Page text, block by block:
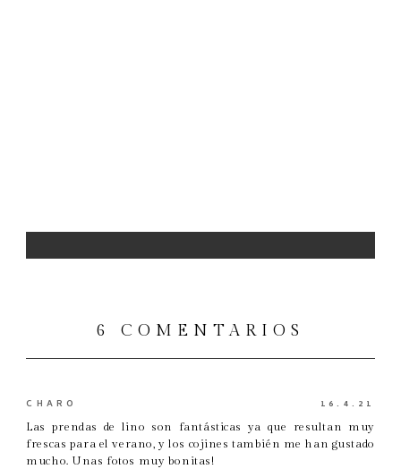
6 COMENTARIOS
CHARO
16.4.21
Las prendas de lino son fantásticas ya que resultan muy
frescas para el verano, y los cojines también me han gustado
mucho. Unas fotos muy bonitas!